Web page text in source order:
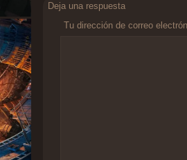
Deja una respuesta
Tu dirección de correo